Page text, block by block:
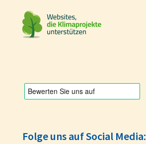
Folge uns auf Social Media: